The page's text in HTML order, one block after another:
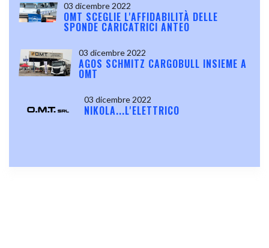
03 dicembre 2022
OMT SCEGLIE L'AFFIDABILITÀ DELLE
SPONDE CARICATRICI ANTEO
03 dicembre 2022
AGOS SCHMITZ CARGOBULL INSIEME A
OMT
03 dicembre 2022
NIKOLA...L'ELETTRICO